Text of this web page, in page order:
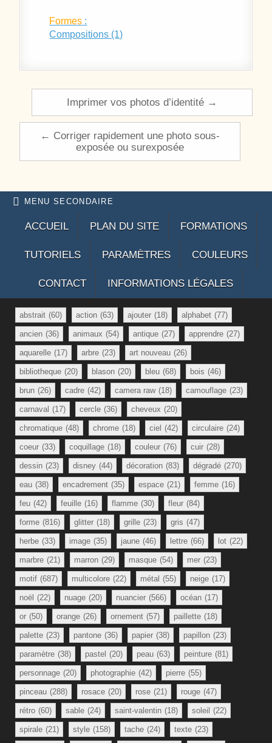
Formes :
Compositions (1)
Navigation de l’article
Imprimer vos photos d’identité →
← Corriger rapidement une photo sous-
exposée ou surexposée
MENU SECONDAIRE
ACCUEIL PLAN DU SITE FORMATIONS
TUTORIELS PARAMÈTRES COULEURS
CONTACT INFORMATIONS LÉGALES
abstrait (60) action (63) ajouter (18) alphabet (77)
ancien (36) animaux (54) antique (27) apprendre (27)
aquarelle (17) arbre (23) art nouveau (26)
bibliotheque (20) blason (20) bleu (68) bois (46)
brun (26) cadre (42) camera raw (18) camouflage (23)
carnaval (17) cercle (36) cheveux (20)
chromatique (48) chrome (18) ciel (42) circulaire (24)
coeur (33) coquillage (18) couleur (76) cuir (28)
dessin (23) disney (44) décoration (83) dégradé (270)
eau (38) encadrement (35) espace (21) femme (16)
feu (42) feuille (16) flamme (30) fleur (84)
forme (816) glitter (18) grille (23) gris (47)
herbe (33) image (35) jaune (46) lettre (66) lot (22)
marbre (21) marron (29) masque (54) mer (23)
motif (687) multicolore (22) métal (55) neige (17)
noël (22) nuage (20) nuancier (566) océan (17)
or (50) orange (26) ornement (57) paillette (18)
palette (23) pantone (36) papier (38) papillon (23)
paramètre (38) pastel (20) peau (63) peinture (81)
personnage (20) photographie (42) pierre (55)
pinceau (288) rosace (20) rose (21) rouge (47)
rétro (60) sable (24) saint-valentin (18) soleil (22)
spirale (21) style (158) tache (24) texte (23)